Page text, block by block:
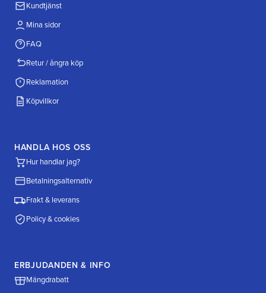
Kundtjänst
Mina sidor
FAQ
Retur / ångra köp
Reklamation
Köpvillkor
HANDLA HOS OSS
Hur handlar jag?
Betalningsalternativ
Frakt & leverans
Policy & cookies
ERBJUDANDEN & INFO
Mängdrabatt